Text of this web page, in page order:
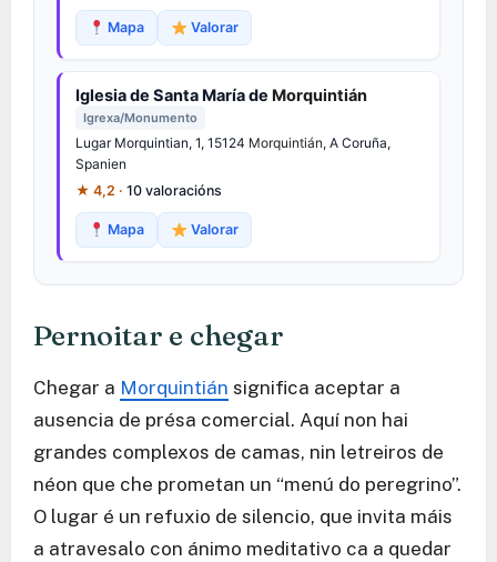
Mapa Valorar
Iglesia de Santa María de Morquintián
Igrexa/Monumento
Lugar Morquintian, 1, 15124 Morquintián, A Coruña,
Spanien
★ 4,2 · 10 valoracións
Mapa Valorar
Pernoitar e chegar
Chegar a Morquintián significa aceptar a
ausencia de présa comercial. Aquí non hai
grandes complexos de camas, nin letreiros de
néon que che prometan un “menú do peregrino”.
O lugar é un refuxio de silencio, que invita máis
a atravesalo con ánimo meditativo ca a quedar